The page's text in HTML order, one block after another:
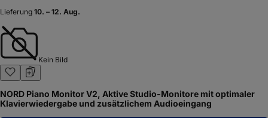
Lieferung 10. – 12. Aug.
Kein Bild
NORD Piano Monitor V2, Aktive Studio-Monitore mit optimaler
Klavierwiedergabe und zusätzlichem Audioeingang